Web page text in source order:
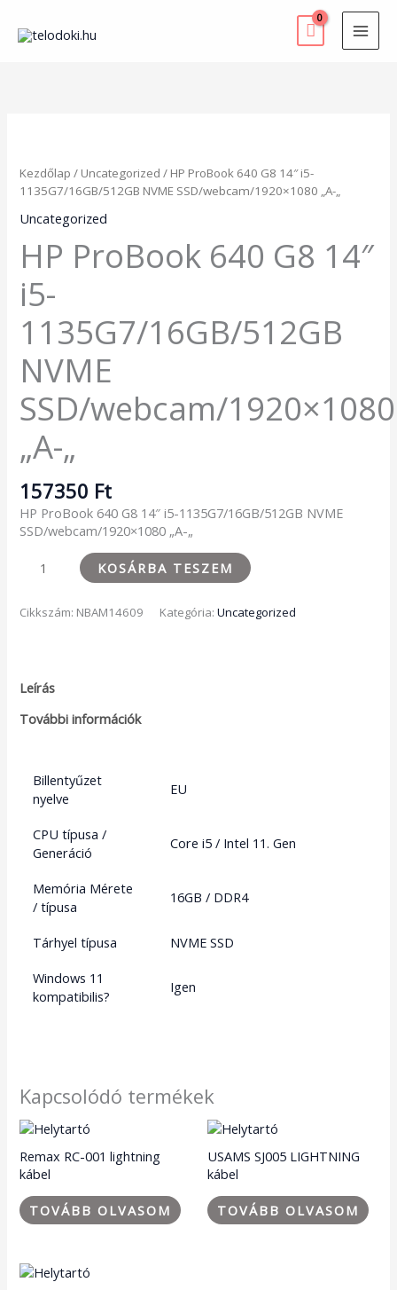
content
Kezdőlap / Uncategorized / HP ProBook 640 G8 14″ i5-
1135G7/16GB/512GB NVME SSD/webcam/1920×1080 „A-„
Uncategorized
HP ProBook 640 G8 14″
i5-
1135G7/16GB/512GB
NVME
SSD/webcam/1920×1080
„A-„
157350 Ft
HP ProBook 640 G8 14″ i5-1135G7/16GB/512GB NVME
SSD/webcam/1920×1080 „A-„
G8
14"
i5-
NVME
SSD/webcam/1920x1080
"A-
"
mennyiség
KOSÁRBA TESZEM
Cikkszám: NBAM14609 Kategória:Uncategorized
Leírás
További információk
Billentyűzet
nyelve
EU
CPU típusa /
Generáció
Core i5 / Intel 11. Gen
Memória Mérete
/ típusa
16GB / DDR4
Tárhyel típusa
NVME SSD
Windows 11
kompatibilis?
Igen
Kapcsolódó termékek
Remax RC-001 lightning
kábel
TOVÁBB OLVASOM
USAMS SJ005 LIGHTNING
kábel
TOVÁBB OLVASOM